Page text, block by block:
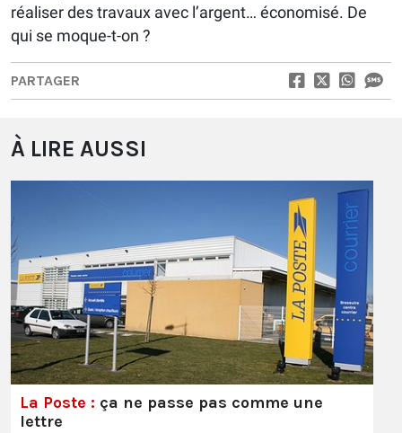
réaliser des travaux avec l’argent… économisé. De
qui se moque-t-on ?
PARTAGER
À LIRE AUSSI
La Poste : ça ne passe pas comme une
lettre